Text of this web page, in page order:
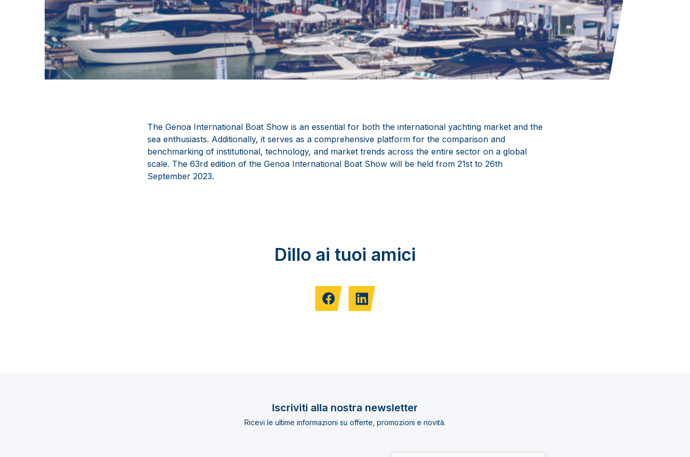
The Genoa International Boat Show is an essential for both the international yachting market and the
sea enthusiasts. Additionally, it serves as a comprehensive platform for the comparison and
benchmarking of institutional, technology, and market trends across the entire sector on a global
scale. The 63rd edition of the Genoa International Boat Show will be held from 21st to 26th
September 2023.
Dillo ai tuoi amici
Iscriviti alla nostra newsletter
Ricevi le ultime informazioni su offerte, promozioni e novità.